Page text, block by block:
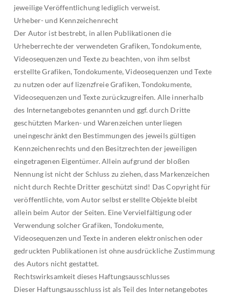
jeweilige Veröffentlichung lediglich verweist.
Urheber- und Kennzeichenrecht
Der Autor ist bestrebt, in allen Publikationen die
Urheberrechte der verwendeten Grafiken, Tondokumente,
Videosequenzen und Texte zu beachten, von ihm selbst
erstellte Grafiken, Tondokumente, Videosequenzen und Texte
zu nutzen oder auf lizenzfreie Grafiken, Tondokumente,
Videosequenzen und Texte zurückzugreifen. Alle innerhalb
des Internetangebotes genannten und ggf. durch Dritte
geschützten Marken- und Warenzeichen unterliegen
uneingeschränkt den Bestimmungen des jeweils gültigen
Kennzeichenrechts und den Besitzrechten der jeweiligen
eingetragenen Eigentümer. Allein aufgrund der bloßen
Nennung ist nicht der Schluss zu ziehen, dass Markenzeichen
nicht durch Rechte Dritter geschützt sind! Das Copyright für
veröffentlichte, vom Autor selbst erstellte Objekte bleibt
allein beim Autor der Seiten. Eine Vervielfältigung oder
Verwendung solcher Grafiken, Tondokumente,
Videosequenzen und Texte in anderen elektronischen oder
gedruckten Publikationen ist ohne ausdrückliche Zustimmung
des Autors nicht gestattet.
Rechtswirksamkeit dieses Haftungsausschlusses
Dieser Haftungsausschluss ist als Teil des Internetangebotes